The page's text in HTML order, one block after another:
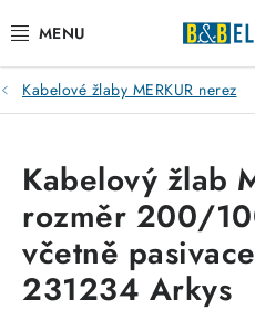
na
obsah
Reklamace / Vrácení zboží
Kontakty
VYTÁPĚNÍ
Kabelové žlaby MERKUR nerez
Kabelový žlab
rozměr 200/
včetně
231234 Arkys